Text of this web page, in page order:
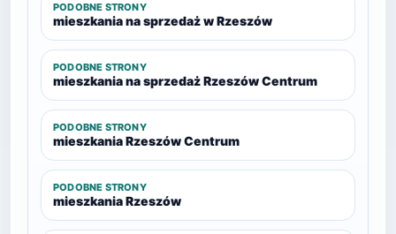
PODOBNE STRONY
mieszkania na sprzedaż w Rzeszów
PODOBNE STRONY
mieszkania na sprzedaż Rzeszów Centrum
PODOBNE STRONY
mieszkania Rzeszów Centrum
PODOBNE STRONY
mieszkania Rzeszów